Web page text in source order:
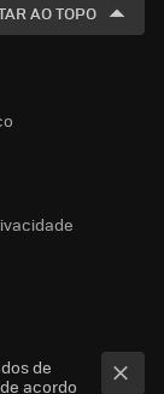
AO TOPO
de
acordo